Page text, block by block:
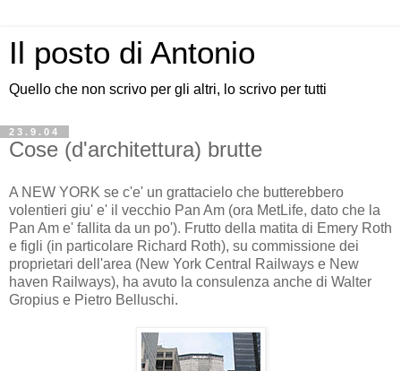
Il posto di Antonio
Quello che non scrivo per gli altri, lo scrivo per tutti
23.9.04
Cose (d'architettura) brutte
A NEW YORK se c'e' un grattacielo che butterebbero
volentieri giu' e' il vecchio Pan Am (ora MetLife, dato che la
Pan Am e' fallita da un po'). Frutto della matita di Emery Roth
e figli (in particolare Richard Roth), su commissione dei
proprietari dell'area (New York Central Railways e New
haven Railways), ha avuto la consulenza anche di Walter
Gropius e Pietro Belluschi.